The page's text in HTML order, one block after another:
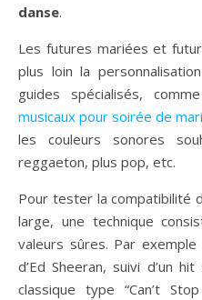
danse.
Les futures mariées et
plus loin la
guides spécialisés, comme
musicaux pour soirée de
les couleurs sonores
reggaeton, plus pop, etc.
Pour tester la compatibilité
large, une technique
valeurs sûres. Par exemple
d’Ed Sheeran, suivi d’un
classique type “Can’t